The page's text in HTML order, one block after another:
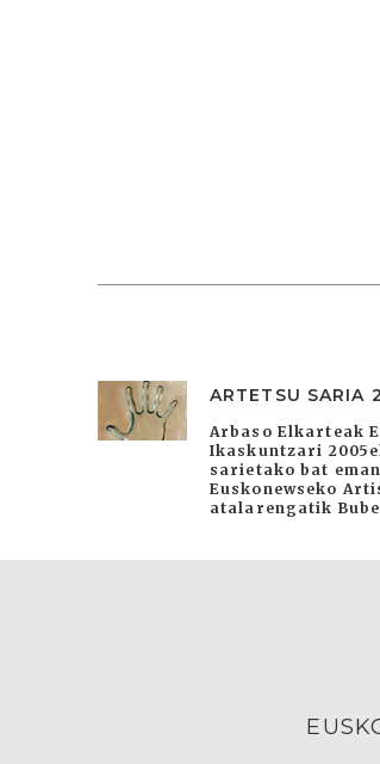
ARTETSU SARIA
Arbaso Elkarteak
Ikaskuntzari
sarietako bat
Euskonewseko
atalarengatik